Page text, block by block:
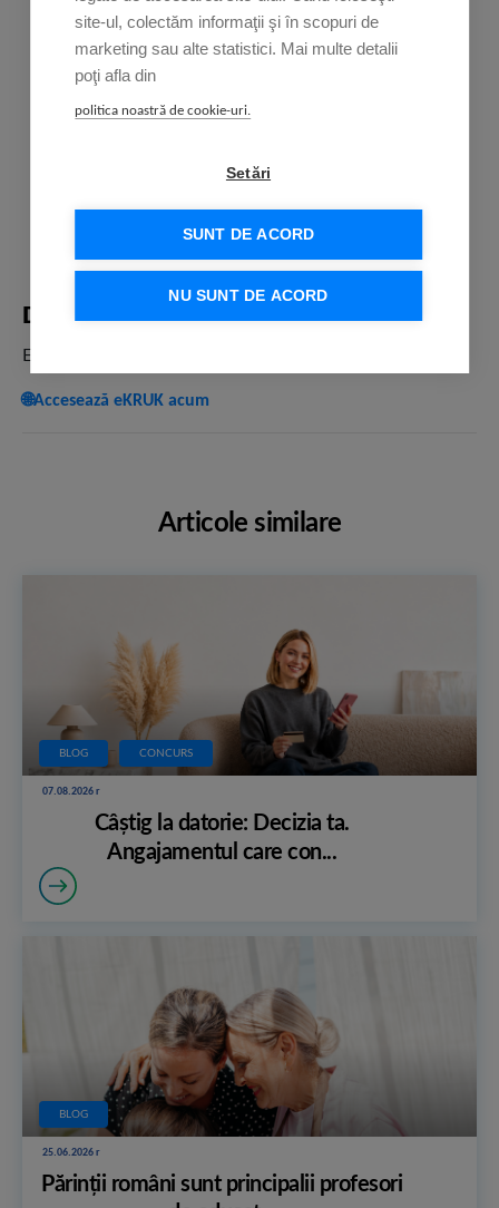
Datoria ta. Responsabilitatea ta.
Este timpul să iei o decizie!
🌐Accesează eKRUK acum
Articole similare
BLOG CONCURS
07.08.2026 r
Câștig la datorie: Decizia ta.
Angajamentul care con...
BLOG
25.06.2026 r
Părinții români sunt principalii profesori
site-ul, colectăm informaţii şi în scopuri de
marketing sau alte statistici. Mai multe detalii
poţi afla din
politica noastră de cookie-uri.
Setări
SUNT DE ACORD
NU SUNT DE ACORD